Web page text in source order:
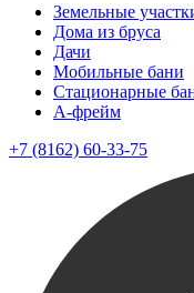
Земельные
Дома из бруса
Дачи
Мобильные бани
Стационарные
A-фрейм
+7 (8162) 60-33-75